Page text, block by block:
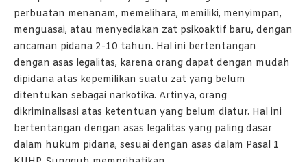
perbuatan menanam, memelihara, memiliki, menyimpan,
menguasai, atau menyediakan zat psikoaktif baru, dengan
ancaman pidana 2-10 tahun. Hal ini bertentangan
dengan asas legalitas, karena orang dapat dengan mudah
dipidana atas kepemilikan suatu zat yang belum
ditentukan sebagai narkotika. Artinya, orang
dikriminalisasi atas ketentuan yang belum diatur. Hal ini
bertentangan dengan asas legalitas yang paling dasar
dalam hukum pidana, sesuai dengan asas dalam Pasal 1